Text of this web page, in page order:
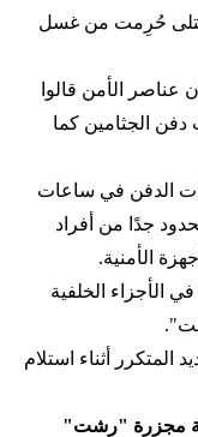
حُرِمت من غسل
عناصر الأمن قالوا
دفن الجثامين كما
الدفن في ساعات
جدًا من أفراد
الأمنية.
الأجزاء الخلفية
المتكرر أثناء استلام
مجزرة "رشت"